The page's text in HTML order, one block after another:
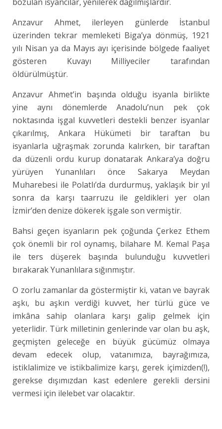
Anzavur Ahmet, ilerleyen günlerde İstanbul
üzerinden tekrar memleketi Biga’ya dönmüş, 1921
yılı Nisan ya da Mayıs ayı içerisinde bölgede faaliyet
gösteren Kuvayı Milliyeciler tarafından
öldürülmüştür.
Anzavur Ahmet’in başında olduğu isyanla birlikte
yine aynı dönemlerde Anadolu’nun pek çok
noktasında işgal kuvvetleri destekli benzer isyanlar
çıkarılmış, Ankara Hükümeti bir taraftan bu
isyanlarla uğraşmak zorunda kalırken, bir taraftan
da düzenli ordu kurup donatarak Ankara’ya doğru
yürüyen Yunanlıları önce Sakarya Meydan
Muharebesi ile Polatlı’da durdurmuş, yaklaşık bir yıl
sonra da karşı taarruzu ile geldikleri yer olan
İzmir’den denize dökerek işgale son vermiştir.
Bahsi geçen isyanların pek çoğunda Çerkez Ethem
çok önemli bir rol oynamış, bilahare M. Kemal Paşa
ile ters düşerek başında bulunduğu kuvvetleri
bırakarak Yunanlılara sığınmıştır.
O zorlu zamanlar da göstermiştir ki, vatan ve bayrak
aşkı, bu aşkın verdiği kuvvet, her türlü güce ve
imkâna sahip olanlara karşı galip gelmek için
yeterlidir. Türk milletinin genlerinde var olan bu aşk,
geçmişten geleceğe en büyük gücümüz olmaya
devam edecek olup, vatanımıza, bayrağımıza,
istiklalimize ve istikbalimize karşı, gerek içimizden(!),
gerekse dışımızdan kast edenlere gerekli dersini
vermesi için ilelebet var olacaktır.